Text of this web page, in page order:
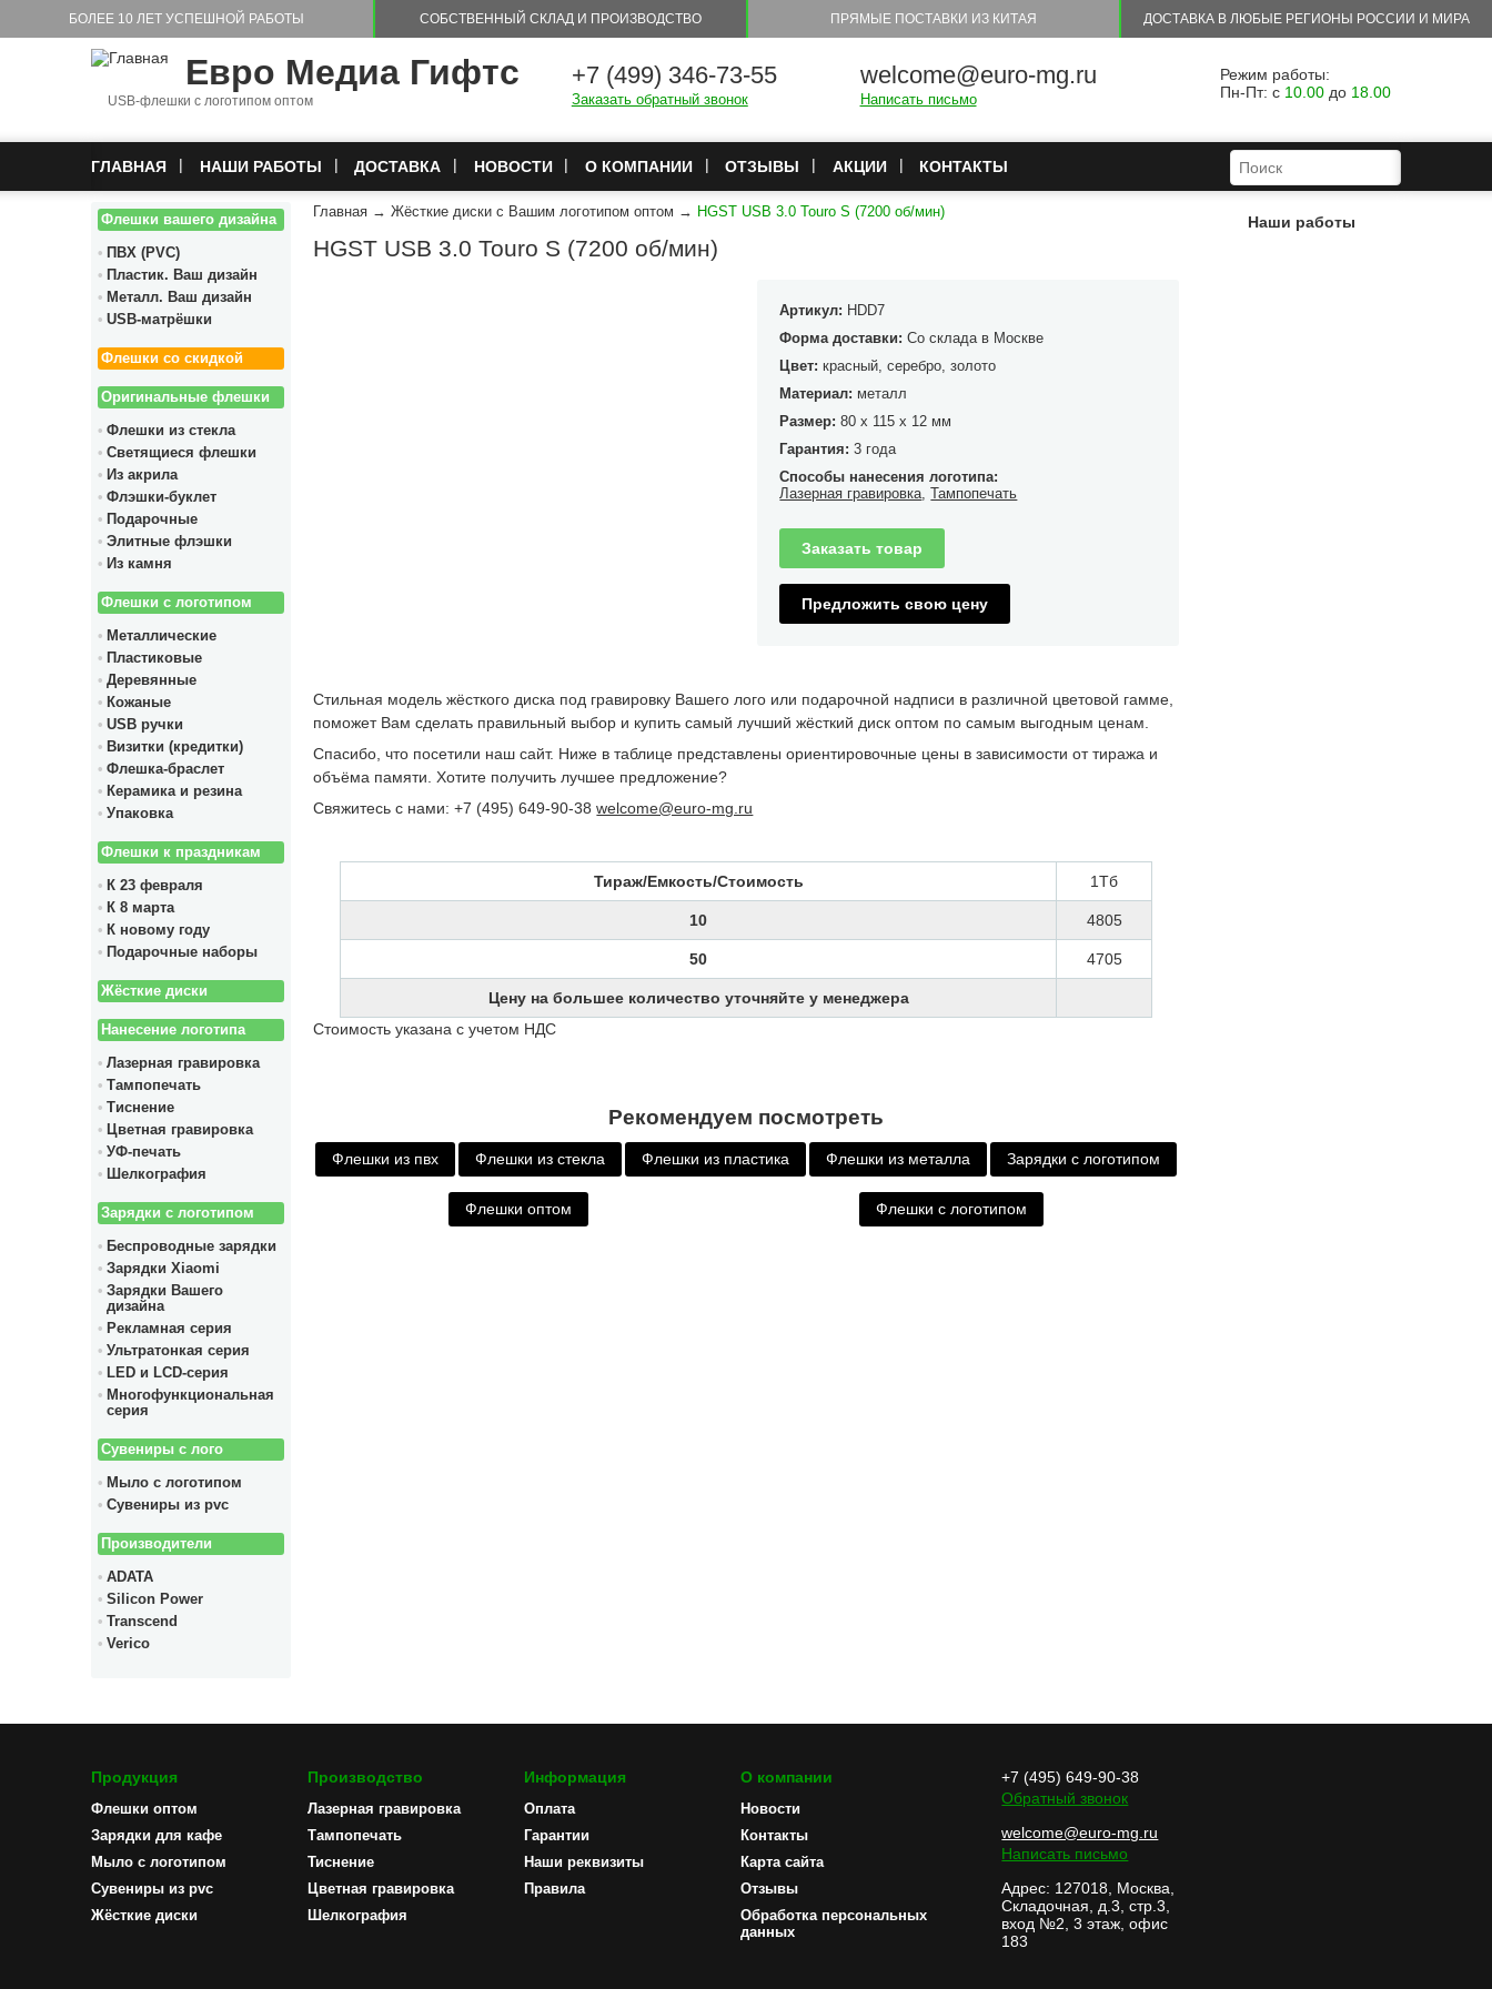
Перейти к основному содержанию
БОЛЕЕ 10 ЛЕТ УСПЕШНОЙ РАБОТЫ СОБСТВЕННЫЙ СКЛАД И ПРОИЗВОДСТВО ПРЯМЫЕ ПОСТАВКИ ИЗ КИТАЯ ДОСТАВКА В ЛЮБЫЕ РЕГИОНЫ РОССИИ И МИРА
Евро Медиа Гифтс
USB-флешки с логотипом оптом
+7 (499) 346-73-55
Заказать обратный звонок
welcome@euro-mg.ru
Написать письмо
Режим работы:
Пн-Пт: с 10.00 до 18.00
ГЛАВНАЯ НАШИ РАБОТЫ ДОСТАВКА НОВОСТИ О КОМПАНИИ ОТЗЫВЫ АКЦИИ КОНТАКТЫ ФОРМА ПОИСКА
ПОИСК
Флешки вашего дизайна
ПВХ (PVC)
Пластик. Ваш дизайн
Металл. Ваш дизайн
USB-матрёшки
Флешки со скидкой
Оригинальные флешки
Флешки из стекла
Светящиеся флешки
Из акрила
Флэшки-буклет
Подарочные
Элитные флэшки
Из камня
Флешки с логотипом
Металлические
Пластиковые
Деревянные
Кожаные
USB ручки
Визитки (кредитки)
Флешка-браслет
Керамика и резина
Упаковка
Флешки к праздникам
К 23 февраля
К 8 марта
К новому году
Подарочные наборы
Жёсткие диски
Нанесение логотипа
Лазерная гравировка
Тампопечать
Тиснение
Цветная гравировка
УФ-печать
Шелкография
Зарядки с логотипом
Беспроводные зарядки
Зарядки Xiaomi
Зарядки Вашего
дизайна
Рекламная серия
Ультратонкая серия
LED и LCD-серия
Многофункциональная
серия
Сувениры с лого
Мыло с логотипом
Сувениры из pvc
Производители
ADATA
Silicon Power
Transcend
Verico
Главная → Жёсткие диски с Вашим логотипом оптом → HGST USB 3.0 Touro S (7200 об/мин)
HGST USB 3.0 Touro S (7200 об/мин)
Артикул: HDD7
Форма доставки:Со склада в Москве
Цвет:красный, серебро, золото
Материал: металл
Размер:80 x 115 x 12 мм
Гарантия:3 года
Способы нанесения логотипа:
Лазерная гравировка ,Тампопечать
Заказать товар
Предложить свою цену
Стильная модель жёсткого диска под гравировку Вашего лого или подарочной надписи в различной цветовой гамме,
поможет Вам сделать правильный выбор и купить самый лучший жёсткий диск оптом по самым выгодным ценам.
Спасибо, что посетили наш сайт. Ниже в таблице представлены ориентировочные цены в зависимости от тиража и
объёма памяти. Хотите получить лучшее предложение?
Свяжитесь с нами: +7 (495) 649-90-38welcome@euro-mg.ru
Тираж/Емкость/Стоимость 1Тб
10 4805
50 4705
Цену на большее количество уточняйте у менеджера
Стоимость указана с учетом НДС
Рекомендуем посмотреть
Флешки из пвх Флешки из стекла Флешки из пластика Флешки из металла Зарядки с логотипом
Флешки оптом Флешки с логотипом
Наши работы
Продукция
Флешки оптом
Зарядки для кафе
Мыло с логотипом
Сувениры из pvc
Жёсткие диски
Производство
Лазерная гравировка
Тампопечать
Тиснение
Цветная гравировка
Шелкография
Информация
Оплата
Гарантии
Наши реквизиты
Правила
О компании
Новости
Контакты
Карта сайта
Отзывы
Обработка персональных
данных
+7 (495) 649-90-38
Обратный звонок
welcome@euro-mg.ru
Написать письмо
Адрес: 127018, Москва,
Складочная, д.3, стр.3,
вход №2, 3 этаж, офис
183